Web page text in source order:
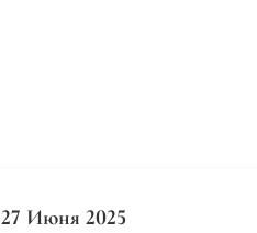
27 Июня 2025